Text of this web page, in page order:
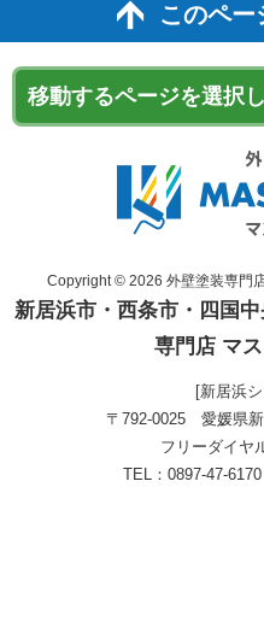
このペー
Copyright © 2026 外壁塗装専門
新居浜市・西条市・四国
専門店 マ
[新居浜
〒792-0025 愛媛県
フリーダイヤ
TEL：0897-47-